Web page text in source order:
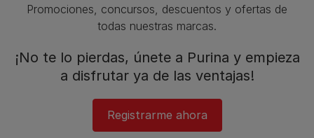
Promociones, concursos, descuentos y ofertas de
todas nuestras marcas.​
¡No te lo pierdas, únete a Purina y empieza
a disfrutar ya de las ventajas!​
Registrarme ahora​